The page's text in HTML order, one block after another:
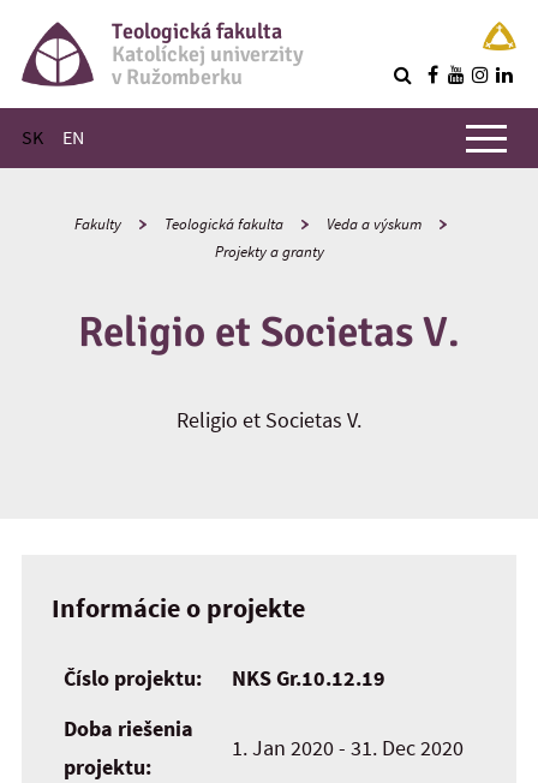
Teologická fakulta
Katolíckej univerzity
v Ružomberku
SK EN
Hlavné menu
Fakulty Teologická fakulta
Veda a výskum
Projekty a granty
Religio et Societas V.
Religio et Societas V.
Informácie o projekte
Číslo projektu:
NKS Gr.10.12.19
Doba riešenia
projektu:
1. Jan 2020 - 31. Dec 2020